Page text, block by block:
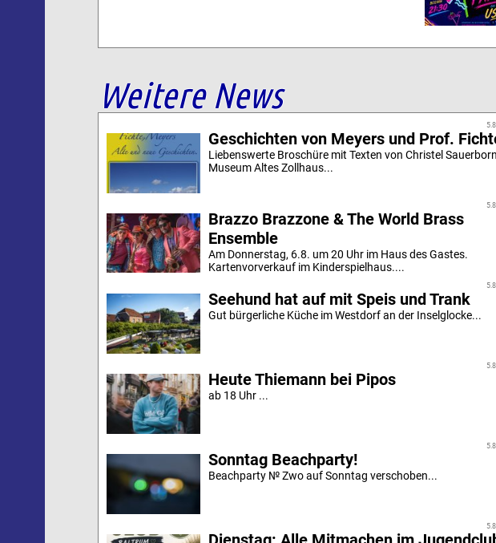
Weitere News
Geschichten von Meyers und Prof.
Liebenswerte Broschüre mit Texten von Christel
Museum Altes Zollhaus...
Brazzo Brazzone & The World Brass
Ensemble
Am Donnerstag, 6.8. um 20 Uhr im Haus des Gastes.
Kartenvorverkauf im Kinderspielhaus....
Seehund hat auf mit Speis und Trank
Gut bürgerliche Küche im Westdorf an der Inselglocke...
Heute Thiemann bei Pipos
ab 18 Uhr ...
Sonntag Beachparty!
Beachparty № Zwo auf Sonntag verschoben...